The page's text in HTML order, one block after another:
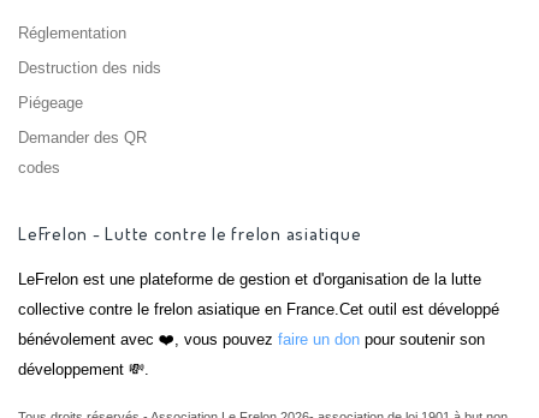
Réglementation
Destruction des nids
Piégeage
Demander des QR
codes
LeFrelon - Lutte contre le frelon asiatique
LeFrelon est une plateforme de gestion et d'organisation de la lutte
collective contre le frelon asiatique en France.Cet outil est développé
bénévolement avec ❤️, vous pouvez faire un don pour soutenir son
développement 💸.